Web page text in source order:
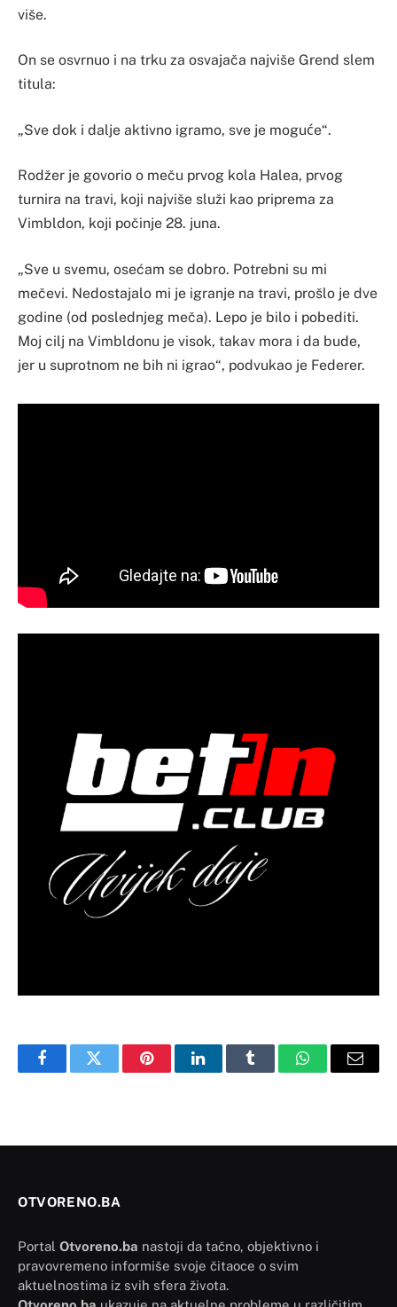
više.
On se osvrnuo i na trku za osvajača najviše Grend slem
titula:
„Sve dok i dalje aktivno igramo, sve je moguće“.
Rodžer je govorio o meču prvog kola Halea, prvog
turnira na travi, koji najviše služi kao priprema za
Vimbldon, koji počinje 28. juna.
„Sve u svemu, osećam se dobro. Potrebni su mi
mečevi. Nedostajalo mi je igranje na travi, prošlo je dve
godine (od poslednjeg meča). Lepo je bilo i pobediti.
Moj cilj na Vimbldonu je visok, takav mora i da bude,
jer u suprotnom ne bih ni igrao“, podvukao je Federer.
FacebookTwitter PinterestLinkedInTumblr WhatsAppEmail
OTVORENO.BA
Portal Otvoreno.ba nastoji da tačno, objektivno i
pravovremeno informiše svoje čitaoce o svim
aktuelnostima iz svih sfera života.